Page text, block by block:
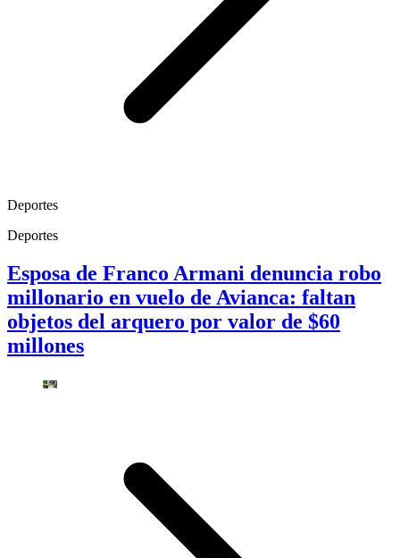
Deportes
Deportes
Esposa de Franco Armani denuncia robo
millonario en vuelo de Avianca: faltan
objetos del arquero por valor de $60
millones